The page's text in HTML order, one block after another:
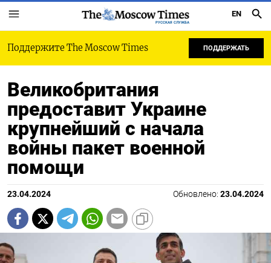
РУССКАЯ СЛУЖБА
EN
Поддержите The Moscow Times ПОДДЕРЖАТЬ
Великобритания
предоставит Украине
крупнейший с начала
войны пакет военной
помощи
23.04.2024 Обновлено: 23.04.2024